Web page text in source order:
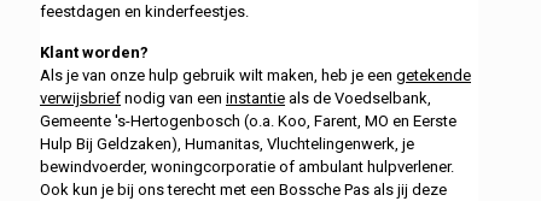
feestdagen en kinderfeestjes.
Klant worden?
Als je van onze hulp gebruik wilt maken, heb je een getekende
verwijsbrief nodig van een instantie als de Voedselbank,
Gemeente 's-Hertogenbosch (o.a. Koo, Farent, MO en Eerste
Hulp Bij Geldzaken), Humanitas, Vluchtelingenwerk, je
bewindvoerder, woningcorporatie of ambulant hulpverlener.
Ook kun je bij ons terecht met een Bossche Pas als jij deze